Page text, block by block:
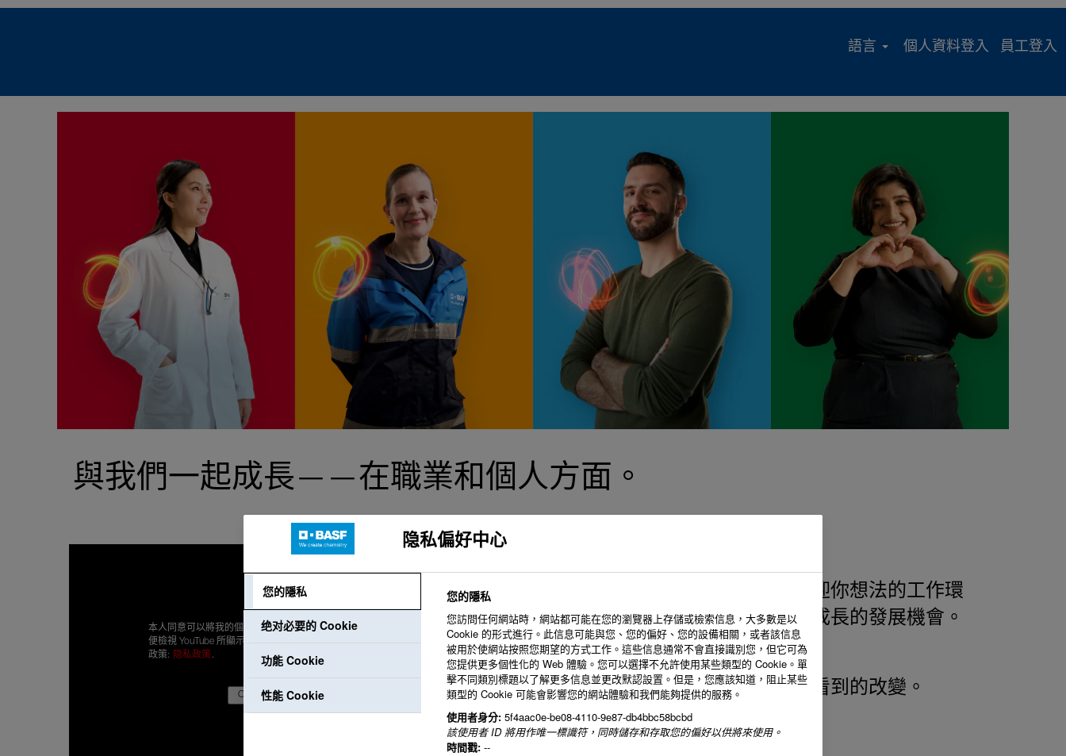
語言 個人資料登入 員工登入
與我們一起成長——在職業和個人方面。
我們致力於打造一個欣賞你並歡迎你想法的工作環
境。我們提供支持你個人與職業成長的發展機會。
我們共同創造我們希望在世界上看到的改變。
本人同意可以將我的個人資料傳輸給 Google，以
便檢視 YouTube 所顯示的內容。本人已閱讀隱私
政策: 隐私政策.
隐私偏好中心
您的隱私
绝对必要的 Cookie
功能 Cookie
性能 Cookie
您的隱私
您訪問任何網站時，網站都可能在您的瀏覽器上存儲或檢索信息，大多數是以
Cookie 的形式進行。此信息可能與您、您的偏好、您的設備相關，或者該信息
被用於使網站按照您期望的方式工作。這些信息通常不會直接識別您，但它可為
您提供更多個性化的 Web 體驗。您可以選擇不允許使用某些類型的 Cookie。單
擊不同類別標題以了解更多信息並更改默認設置。但是，您應該知道，阻止某些
類型的 Cookie 可能會影響您的網站體驗和我們能夠提供的服務。
使用者身分: 5f4aac0e-be08-4110-9e87-db4bbc58bcbd
該使用者 ID 將用作唯一標識符，同時儲存和存取您的偏好以供將來使用。
時間戳: --